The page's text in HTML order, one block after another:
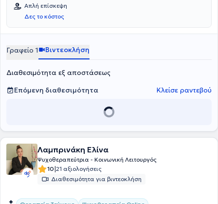
Απλή επίσκεψη
Δες το κόστος
Γραφείο 1 Βιντεοκλήση
Διαθεσιμότητα εξ αποστάσεως
Επόμενη διαθεσιμότητα
Κλείσε ραντεβού
Λαμπρινάκη Ελίνα
Ψυχοθεραπεύτρια - Κοινωνική Λειτουργός
10|21 αξιολογήσεις
Διαθεσιμότητα για βιντεοκλήση